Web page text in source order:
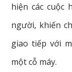
hiện các cuộc
người, khiến
giao tiếp với
một cỗ máy.